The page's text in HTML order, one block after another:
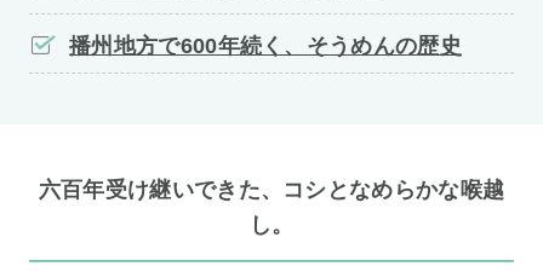
播州地方で600年続く、そうめんの歴史
六百年受け継いできた、コシとなめらかな喉越
し。